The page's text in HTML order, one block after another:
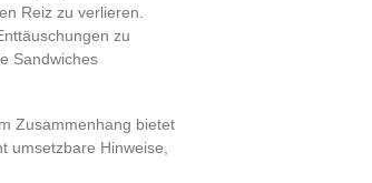
Reiz zu verlieren.
zu
Sandwiches
Zusammenhang bietet
umsetzbare Hinweise,